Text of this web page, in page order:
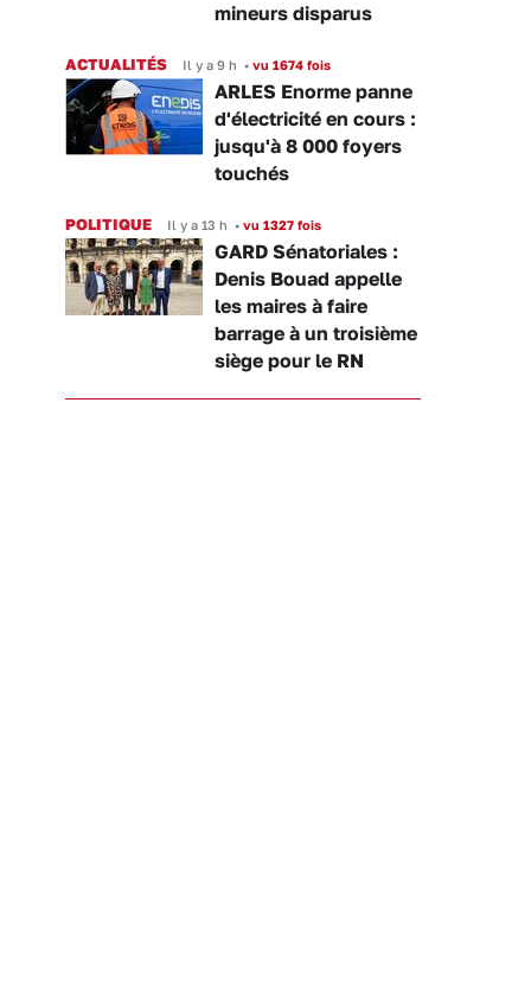
mineurs disparus
ACTUALITÉS Il y a 9 h • vu 1674 fois
ARLES Enorme panne
d'électricité en cours :
jusqu'à 8 000 foyers
touchés
POLITIQUE Il y a 13 h • vu 1327 fois
GARD Sénatoriales :
Denis Bouad appelle
les maires à faire
barrage à un troisième
siège pour le RN